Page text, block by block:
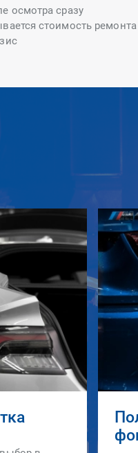
осмотра сразу
стоимость ремонта